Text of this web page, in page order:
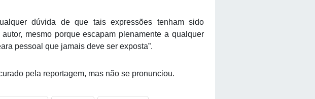
dúvida de que tais expressões tenham sido
mesmo porque escapam plenamente a qualquer
pessoal que jamais deve ser exposta”.
pela reportagem, mas não se pronunciou.